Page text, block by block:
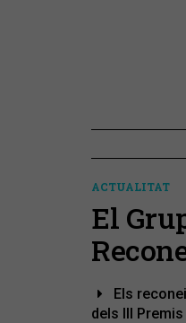
ACTUALITAT
El
Els
dels III